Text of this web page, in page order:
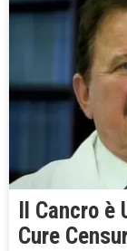
Il Cancro
Cure